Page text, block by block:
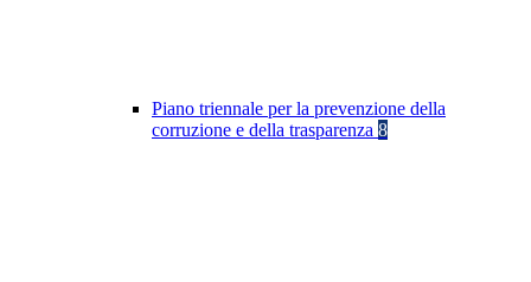
Piano triennale per la prevenzione della
corruzione e della trasparenza 8